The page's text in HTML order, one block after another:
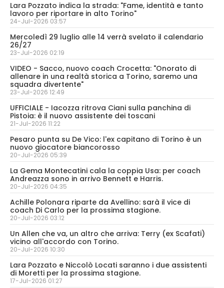
Lara Pozzato indica la strada: "Fame, identità e tanto
lavoro per riportare in alto Torino"
24-Jul-2026 03:57
Mercoledì 29 luglio alle 14 verrà svelato il calendario
26/27
23-Jul-2026 02:19
VIDEO - Sacco, nuovo coach Crocetta: "Onorato di
allenare in una realtà storica a Torino, saremo una
squadra divertente"
23-Jul-2026 12:49
UFFICIALE - Iacozza ritrova Ciani sulla panchina di
Pistoia: è il nuovo assistente dei toscani
21-Jul-2026 11:22
Pesaro punta su De Vico: l'ex capitano di Torino è un
nuovo giocatore biancorosso
20-Jul-2026 05:39
La Gema Montecatini cala la coppia Usa: per coach
Andreazza sono in arrivo Bennett e Harris.
20-Jul-2026 04:35
Achille Polonara riparte da Avellino: sarà il vice di
coach Di Carlo per la prossima stagione.
20-Jul-2026 03:12
Un Allen che va, un altro che arriva: Terry (ex Scafati)
vicino all'accordo con Torino.
20-Jul-2026 10:30
Lara Pozzato e Niccolò Locati saranno i due assistenti
di Moretti per la prossima stagione.
17-Jul-2026 01:27